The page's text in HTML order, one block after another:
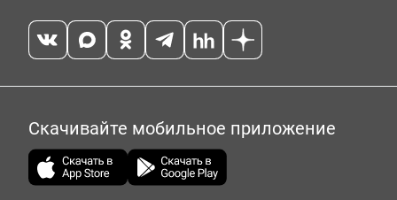
Скачивайте мобильное приложение